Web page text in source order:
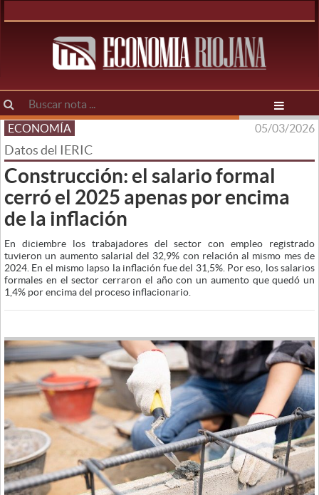
ECONOMÍA 05/03/2026
Datos del IERIC
Construcción: el salario formal
cerró el 2025 apenas por encima
de la inflación
En diciembre los trabajadores del sector con empleo registrado
tuvieron un aumento salarial del 32,9% con relación al mismo mes de
2024. En el mismo lapso la inflación fue del 31,5%. Por eso, los salarios
formales en el sector cerraron el año con un aumento que quedó un
1,4% por encima del proceso inflacionario.